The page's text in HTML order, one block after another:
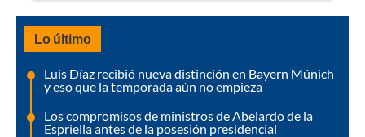
Lo último
Luis Díaz recibió nueva distinción en Bayern Múnich
y eso que la temporada aún no empieza
Los compromisos de ministros de Abelardo de la
Espriella antes de la posesión presidencial